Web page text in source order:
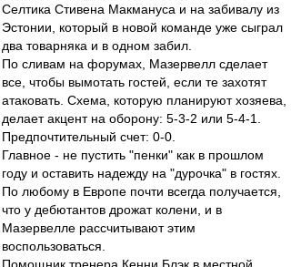
Селтика Стивена Макмануса и на забивалу из
Эстонии, который в новой команде уже сыграл
два товарняка и в одном забил.
По сливам на форумах, Мазервелл сделает
все, чтобы вымотать гостей, если те захотят
атаковать. Схема, которую планируют хозяева,
делает акцент на оборону: 5-3-2 или 5-4-1.
Предпочтительный счет: 0-0.
Главное - не пустить "пенки" как в прошлом
году и оставить надежду на "дурочка" в гостях.
По любому в Европе почти всегда получается,
что у дебютантов дрожат колени, и в
Мазервелле рассчитывают этим
воспользоваться.